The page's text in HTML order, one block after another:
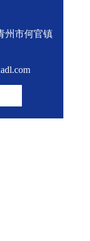
州市何官镇